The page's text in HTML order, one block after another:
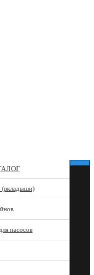
(вкладыши)
насосов